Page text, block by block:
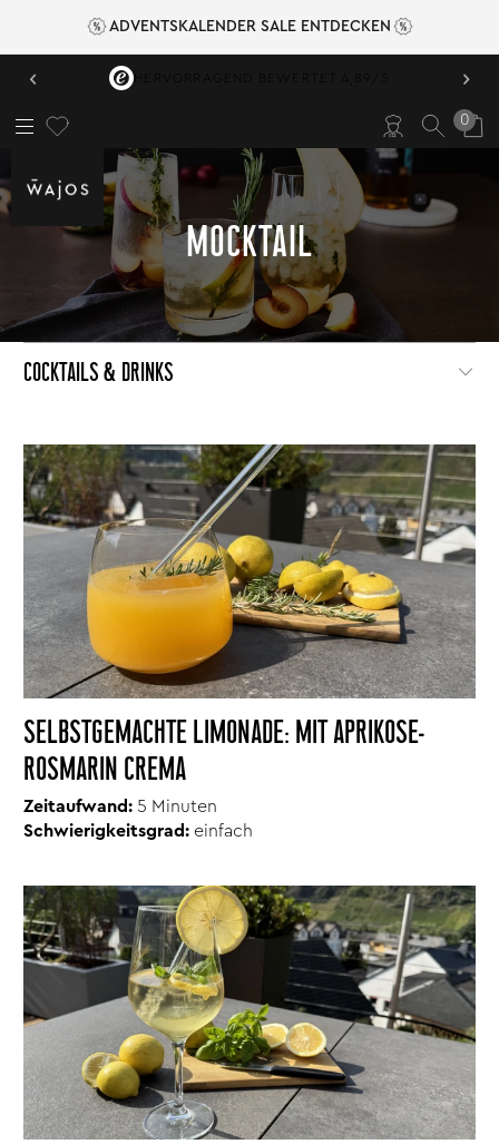
ADVENTSKALENDER SALE ENTDECKEN
‹ ›
0
MOCKTAIL
COCKTAILS & DRINKS
SELBSTGEMACHTE LIMONADE: MIT APRIKOSE-
ROSMARIN CREMA
Zeitaufwand: 5 Minuten
Schwierigkeitsgrad: einfach